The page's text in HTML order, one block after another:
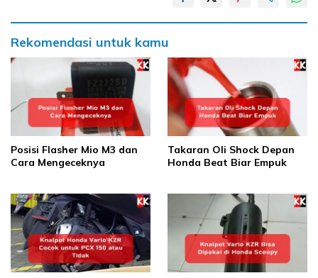
Rekomendasi untuk kamu
Posisi Flasher Mio M3 dan
Cara Mengeceknya
Takaran Oli Shock Depan
Honda Beat Biar Empuk